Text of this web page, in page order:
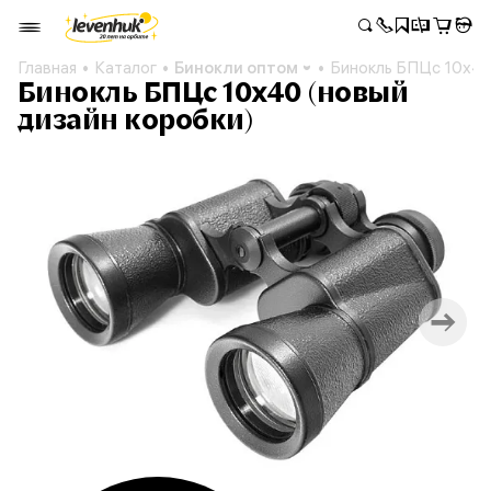
Главная Каталог Бинокли оптом Бинокль БПЦс
Бинокль БПЦс 10х40 (новый
дизайн коробки)